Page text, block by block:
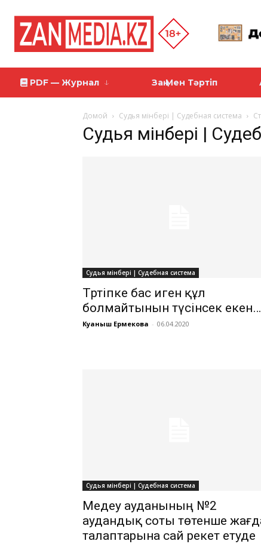
PDF — Журнал Заң Мен Тәртіп
Домой Судья мінбері | Судебная система
Судья мінбері |
Судья мінбері | Судебная система
Тәртіпке бас иген құл
болмайтынын түсінсек екен…
Куаныш Ермекова - 06.04.2020
Судья мінбері | Судебная система
Медеу ауданының №2
аудандық соты төтенше
талаптарына сай әрекет етуде